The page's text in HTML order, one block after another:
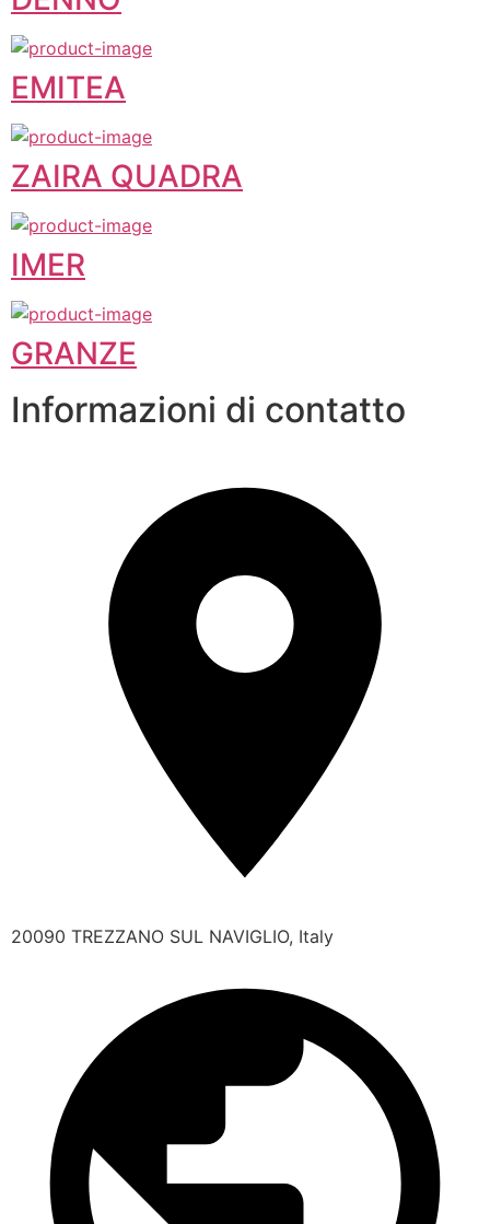
EMITEA
ZAIRA QUADRA
IMER
GRANZE
Informazioni di contatto
20090 TREZZANO SUL NAVIGLIO, Italy